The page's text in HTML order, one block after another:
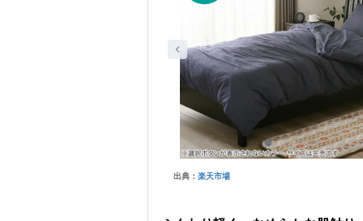
出典： 楽天市場